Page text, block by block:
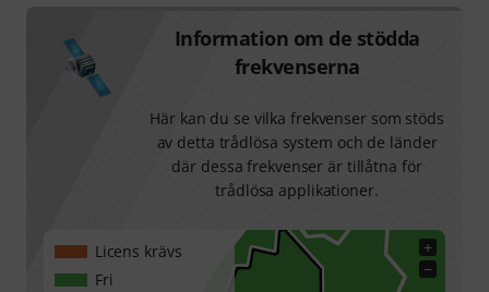
Information om de stödda
frekvenserna
Här kan du se vilka frekvenser som stöds
av detta trådlösa system och de länder
där dessa frekvenser är tillåtna för
trådlösa applikationer.
+
−
Licens krävs
Fri